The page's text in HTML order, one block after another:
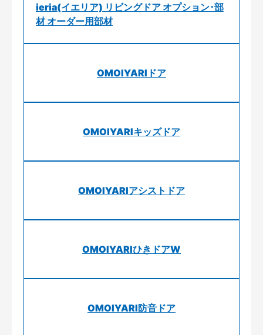
ieria(イエリア) リビングドア オプション･部
材 オーダー用部材
OMOIYARIドア
OMOIYARIキッズドア
OMOIYARIアシストドア
OMOIYARIひきドアW
OMOIYARI防音ドア